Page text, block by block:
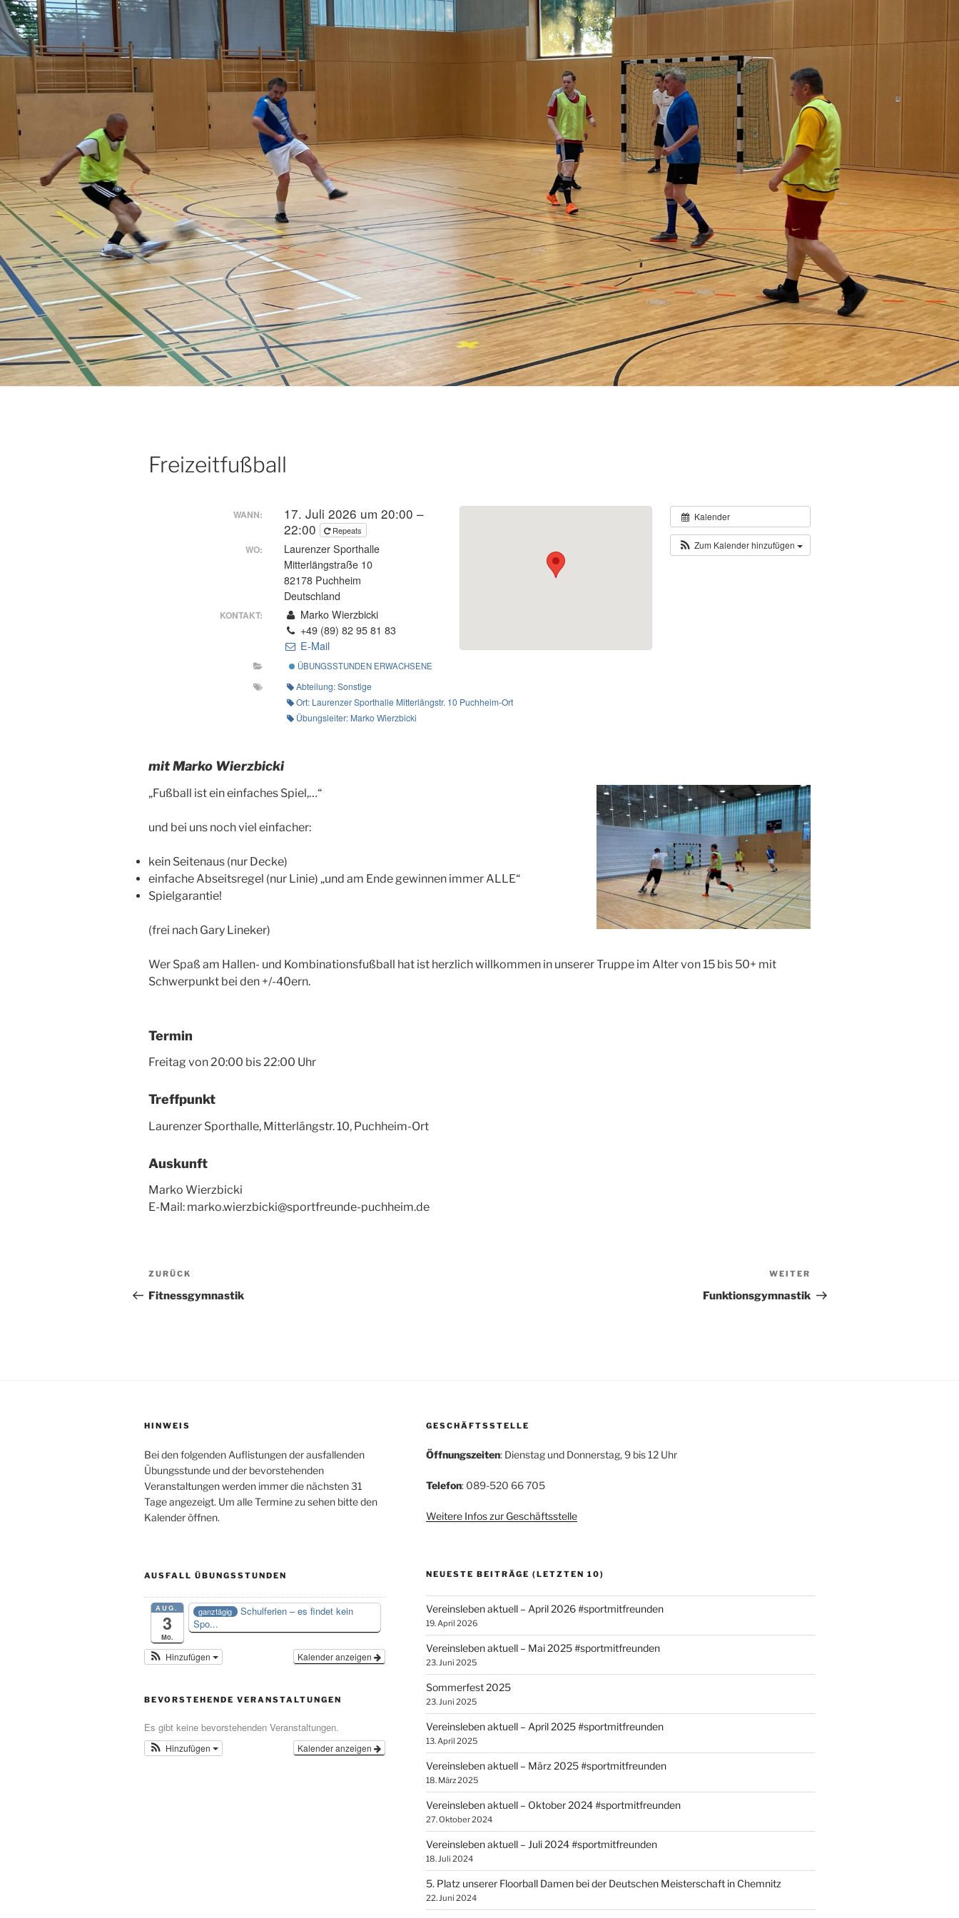
Freizeitfußball
Kalender
Zum Kalender hinzufügen
WANN:
17. Juli 2026 um 20:00 –
22:00
Repeats
WO:
Laurenzer Sporthalle
Mitterlängstraße 10
82178 Puchheim
Deutschland
KONTAKT:
Marko Wierzbicki
+49 (89) 82 95 81 83
E-Mail
ÜBUNGSSTUNDEN ERWACHSENE
Abteilung: Sonstige
Ort: Laurenzer Sporthalle Mitterlängstr. 10 Puchheim-Ort
Übungsleiter: Marko Wierzbicki
mit Marko Wierzbicki
„Fußball ist ein einfaches Spiel,…“
und bei uns noch viel einfacher:
kein Seitenaus (nur Decke)
einfache Abseitsregel (nur Linie) „und am Ende gewinnen immer ALLE“
Spielgarantie!
(frei nach Gary Lineker)
Wer Spaß am Hallen- und Kombinationsfußball hat ist herzlich willkommen in unserer Truppe im Alter von 15 bis 50+ mit
Schwerpunkt bei den +/-40ern.
Termin
Freitag von 20:00 bis 22:00 Uhr
Treffpunkt
Laurenzer Sporthalle, Mitterlängstr. 10, Puchheim-Ort
Auskunft
Marko Wierzbicki
E-Mail: marko.wierzbicki@sportfreunde-puchheim.de
Beitragsnavigation
Vorheriger
Beitrag
ZURÜCK
Fitnessgymnastik
Beitrag
WEITER
Funktionsgymnastik
HINWEIS
Bei den folgenden Auflistungen der ausfallenden
Übungsstunde und der bevorstehenden
Veranstaltungen werden immer die nächsten 31
Tage angezeigt. Um alle Termine zu sehen bitte den
Kalender öffnen.
AUSFALL ÜBUNGSSTUNDEN
AUG.
3
Mo.
ganztägig
Schulferien – es findet kein
Spo...
Kalender anzeigen
Hinzufügen
BEVORSTEHENDE VERANSTALTUNGEN
Es gibt keine bevorstehenden Veranstaltungen.
Kalender anzeigen
Hinzufügen
GESCHÄFTSSTELLE
Öffnungszeiten: Dienstag und Donnerstag, 9 bis 12 Uhr
Telefon: 089-520 66 705
Weitere Infos zur Geschäftsstelle
NEUESTE BEITRÄGE (LETZTEN 10)
Vereinsleben aktuell – April 2026 #sportmitfreunden
19. April 2026
Vereinsleben aktuell – Mai 2025 #sportmitfreunden
23. Juni 2025
Sommerfest 2025
23. Juni 2025
Vereinsleben aktuell – April 2025 #sportmitfreunden
13. April 2025
Vereinsleben aktuell – März 2025 #sportmitfreunden
18. März 2025
Vereinsleben aktuell – Oktober 2024 #sportmitfreunden
27. Oktober 2024
Vereinsleben aktuell – Juli 2024 #sportmitfreunden
18. Juli 2024
5. Platz unserer Floorball Damen bei der Deutschen Meisterschaft in Chemnitz
22. Juni 2024